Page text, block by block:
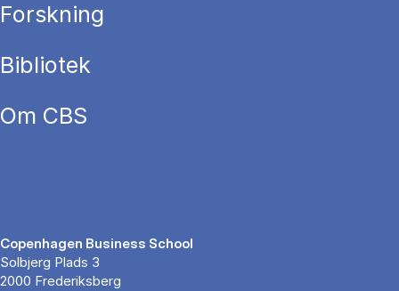
Forskning
Bibliotek
Om CBS
Copenhagen Business School
Solbjerg Plads 3
2000 Frederiksberg